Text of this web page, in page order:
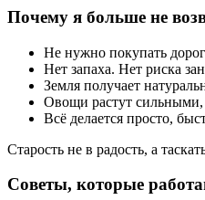
Почему я больше не
Не нужно покупать
Нет запаха. Нет риска
Земля получает
Овощи растут
Всё делается просто,
Старость не в радость, а
Советы, которые